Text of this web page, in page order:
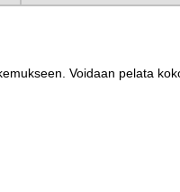
Voidaan pelata